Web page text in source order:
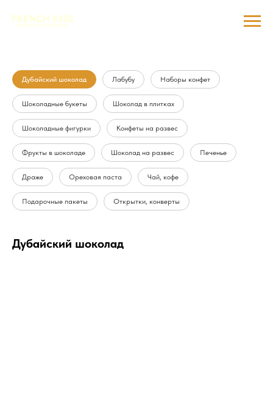
Дубайский шоколад Лабубу Наборы конфет
Шоколадные букеты Шоколад в плитках
Шоколадные фигурки Конфеты на развес
Фрукты в шоколаде Шоколад на развес Печенье
Драже Ореховая паста Чай, кофе
Подарочные пакеты Открытки, конверты
Дубайский шоколад